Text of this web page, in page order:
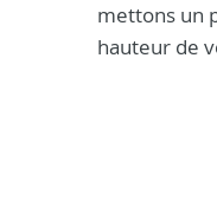
mettons un
hauteur de